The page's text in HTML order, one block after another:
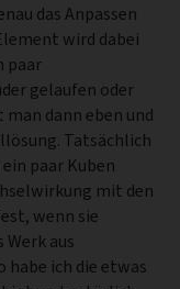
das Anpassen
wird dabei
paar
gelaufen oder
dann eben und
Tatsächlich
paar Kuben
mit den
wenn sie
aus
habe ich die etwas